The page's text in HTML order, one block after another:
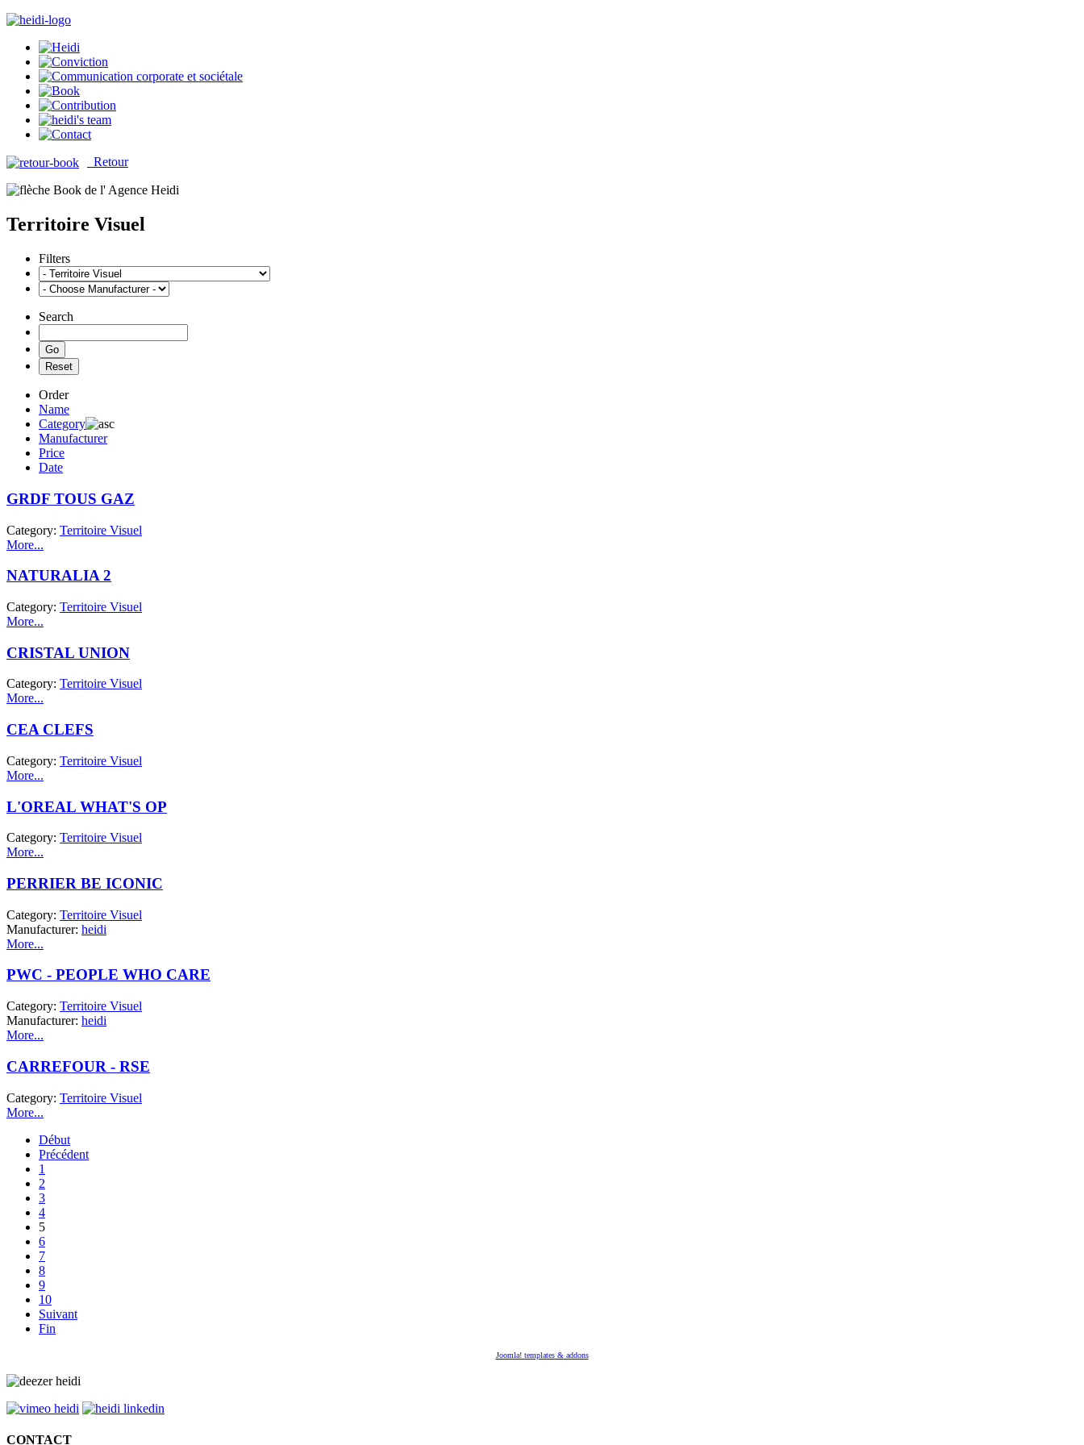
Retour
Territoire Visuel
Filters
Search
Order
Name
Category
Manufacturer
Price
Date
GRDF TOUS GAZ
Category: Territoire Visuel
More...
NATURALIA 2
Category: Territoire Visuel
More...
CRISTAL UNION
Category: Territoire Visuel
More...
CEA CLEFS
Category: Territoire Visuel
More...
L'OREAL WHAT'S OP
Category: Territoire Visuel
More...
PERRIER BE ICONIC
Category: Territoire Visuel
Manufacturer: heidi
More...
PWC - PEOPLE WHO CARE
Category: Territoire Visuel
Manufacturer: heidi
More...
CARREFOUR - RSE
Category: Territoire Visuel
More...
Début
Précédent
1
2
3
4
5
6
7
8
9
10
Suivant
Fin
Joomla! templates & addons
CONTACT